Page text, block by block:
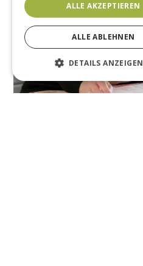
ALLE AKZEPTIEREN
ALLE ABLEHNEN
DETAILS ANZEIGEN